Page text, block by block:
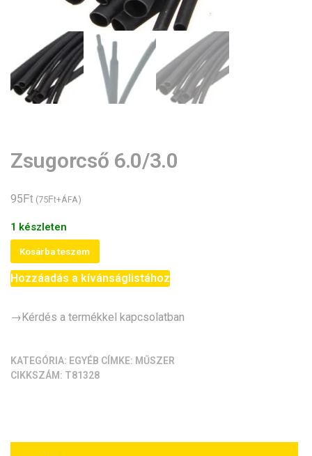
Zsugorcső 6.0/3.0
95Ft (75Ft+ÁFA)
1 készleten
Zsugorcső
6.0/3.0
mennyiség
Kosárba teszem
Hozzáadás a kívánságlistához
→Kérdés a termékkel kapcsolatban
KATEGÓRIA: EGYÉB CÍMKE: MŰSZER
CIKKSZÁM: T81328